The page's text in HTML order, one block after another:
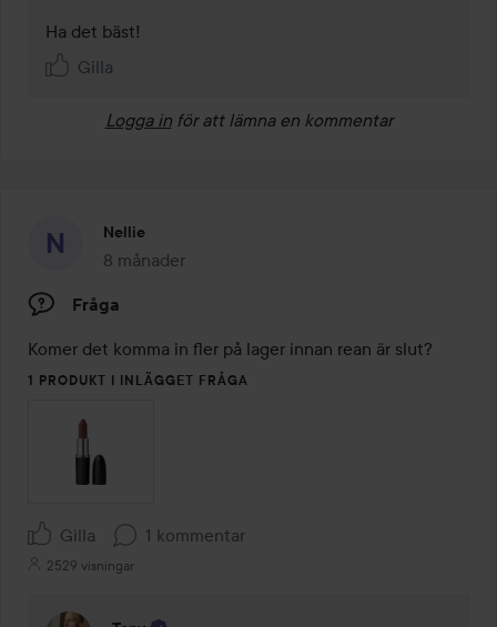
Ha det bäst!
Gilla
Logga in för att lämna en kommentar
Nellie
8 månader
Inlägget skapades 8 månader
Fråga
Komer det komma in fler på lager innan rean är slut?
1 PRODUKT I INLÄGGET FRÅGA
Gilla 1 kommentar
2529 visningar